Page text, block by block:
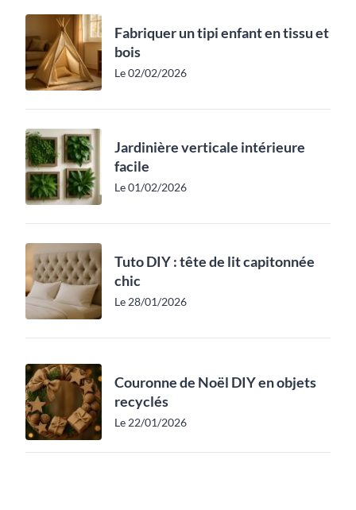
Fabriquer un tipi enfant en tissu et
bois
Le 02/02/2026
Jardinière verticale intérieure
facile
Le 01/02/2026
Tuto DIY : tête de lit capitonnée
chic
Le 28/01/2026
Couronne de Noël DIY en objets
recyclés
Le 22/01/2026